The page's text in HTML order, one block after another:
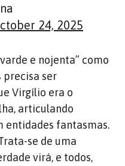
24, 2025
e nojenta” como
precisa ser
Virgílio era o
articulando
entidades fantasmas.
se de uma
virá, e todos,